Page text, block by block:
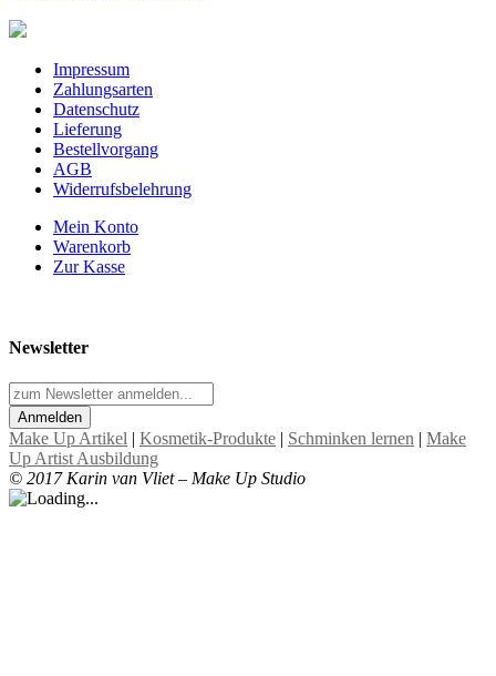
Impressum
Zahlungsarten
Datenschutz
Lieferung
Bestellvorgang
AGB
Widerrufsbelehrung
Mein Konto
Warenkorb
Zur Kasse
Newsletter
Anmelden
Make Up Artikel | Kosmetik-Produkte | Schminken lernen | Make
Up Artist Ausbildung
© 2017 Karin van Vliet – Make Up Studio